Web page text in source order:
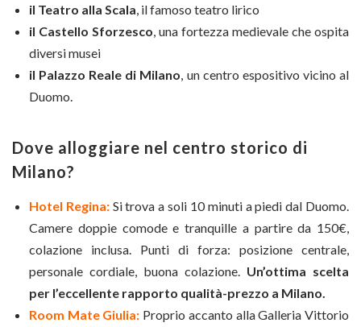
il Teatro alla Scala , il famoso teatro lirico
il Castello Sforzesco , una fortezza medievale che ospita
diversi musei
il Palazzo Reale di Milano , un centro espositivo vicino al
Duomo.
Dove alloggiare nel centro storico di
Milano?
Hotel Regina:Si trova a soli 10 minuti a piedi dal Duomo.
Camere doppie comode e tranquille a partire da 150€,
colazione inclusa. Punti di forza: posizione centrale,
personale cordiale, buona colazione. Un’ottima scelta
per l’eccellente rapporto qualità-prezzo a Milano.
Room Mate Giulia: Proprio accanto alla Galleria Vittorio